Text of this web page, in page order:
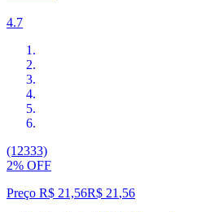
4.7
(12333)
2% OFF
Preço R$ 21,56R$ 21 ,56